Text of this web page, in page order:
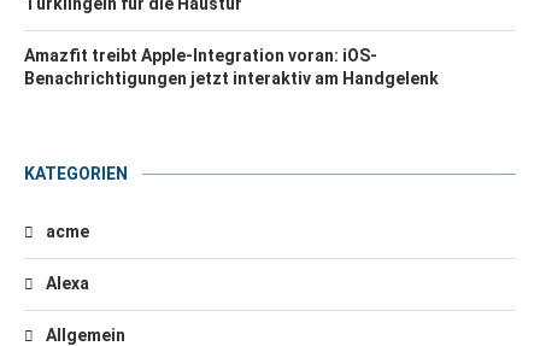
Amazfit treibt Apple-Integration voran: iOS-
Benachrichtigungen jetzt interaktiv am Handgelenk
KATEGORIEN
acme
Alexa
Allgemein